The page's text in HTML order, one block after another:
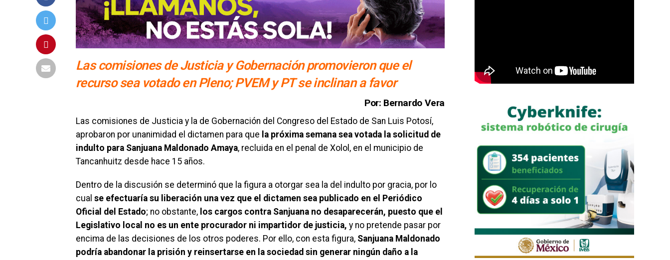
Las comisiones de Justicia y Gobernación promovieron que el
recurso sea votado en Pleno; PVEM y PT se inclinan a favor
Por: Bernardo Vera
Las comisiones de Justicia y la de Gobernación del Congreso del Estado de San Luis Potosí,
aprobaron por unanimidad el dictamen para que la próxima semana sea votada la solicitud de
indulto para Sanjuana Maldonado Amaya, recluida en el penal de Xolol, en el municipio de
Tancanhuitz desde hace 15 años.
Dentro de la discusión se determinó que la figura a otorgar sea la del indulto por gracia, por lo
cual se efectuaría su liberación una vez que el dictamen sea publicado en el Periódico
Oficial del Estado; no obstante, los cargos contra Sanjuana no desaparecerán, puesto que el
Legislativo local no es un ente procurador ni impartidor de justicia, y no pretende pasar por
encima de las decisiones de los otros poderes. Por ello, con esta figura, Sanjuana Maldonado
podría abandonar la prisión y reinsertarse en la sociedad sin generar ningún daño a la